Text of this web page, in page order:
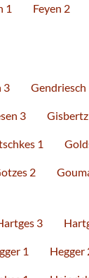
1 Feyen 2
3 Gendriesch
3 Gisbertz
1
2
3
1 Hegger